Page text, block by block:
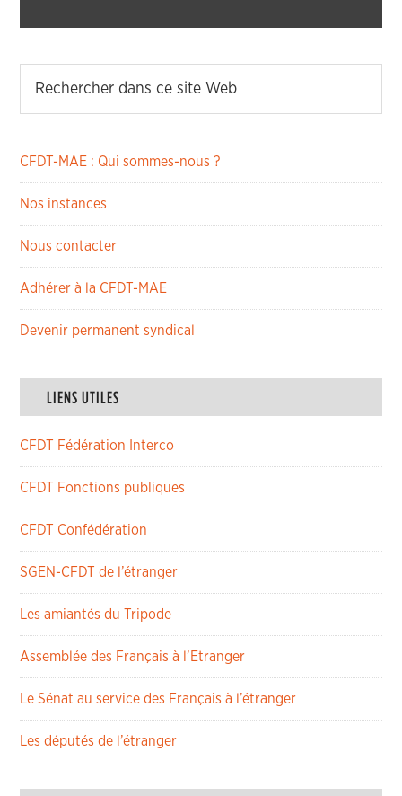
CFDT-MAE : Qui sommes-nous ?
Nos instances
Nous contacter
Adhérer à la CFDT-MAE
Devenir permanent syndical
LIENS UTILES
CFDT Fédération Interco
CFDT Fonctions publiques
CFDT Confédération
SGEN-CFDT de l’étranger
Les amiantés du Tripode
Assemblée des Français à l’Etranger
Le Sénat au service des Français à l’étranger
Les députés de l’étranger